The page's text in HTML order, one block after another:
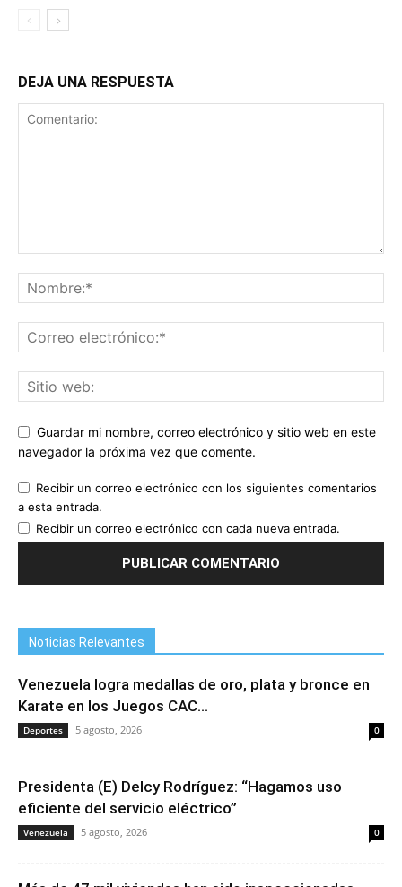
DEJA UNA RESPUESTA
Guardar mi nombre, correo electrónico y sitio web en este
navegador la próxima vez que comente.
Recibir un correo electrónico con los siguientes comentarios
a esta entrada.
Recibir un correo electrónico con cada nueva entrada.
Noticias Relevantes
Venezuela logra medallas de oro, plata y bronce en
Karate en los Juegos CAC...
Deportes 5 agosto, 2026 0
Presidenta (E) Delcy Rodríguez: “Hagamos uso
eficiente del servicio eléctrico”
Venezuela 5 agosto, 2026 0